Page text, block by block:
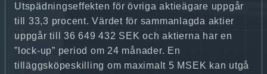
Utspädningseffekten för övriga aktieägare uppgår
till 33,3 procent. Värdet för sammanlagda aktier
uppgår till 36 649 432 SEK och aktierna har en
”lock-up” period om 24 månader. En
tilläggsköpeskilling om maximalt 5 MSEK kan utgå